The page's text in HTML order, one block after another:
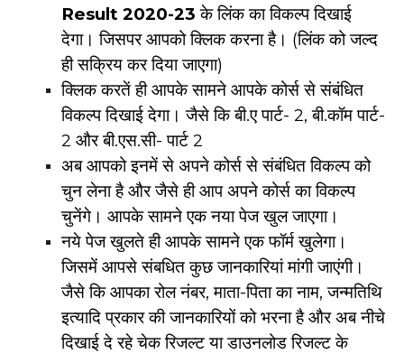
Result 2020-23 के लिंक का विकल्प दिखाई
देगा। जिसपर आपको क्लिक करना है। (लिंक को जल्द
ही सक्रिय कर दिया जाएगा)
क्लिक करतें ही आपके सामने आपके कोर्स से संबंधित
विकल्प दिखाई देगा। जैसे कि बी.ए पार्ट- 2, बी.कॉम पार्ट-
2 और बी.एस.सी- पार्ट 2
अब आपको इनमें से अपने कोर्स से संबंधित विकल्प को
चुन लेना है और जैसे ही आप अपने कोर्स का विकल्प
चुनेंगे। आपके सामने एक नया पेज खुल जाएगा।
नये पेज खुलते ही आपके सामने एक फॉर्म खुलेगा।
जिसमें आपसे संबधित कुछ जानकारियां मांगी जाएंगी।
जैसे कि आपका रोल नंबर, माता-पिता का नाम, जन्मतिथि
इत्यादि प्रकार की जानकारियों को भरना है और अब नीचे
दिखाई दे रहे चेक रिजल्ट या डाउनलोड रिजल्ट के